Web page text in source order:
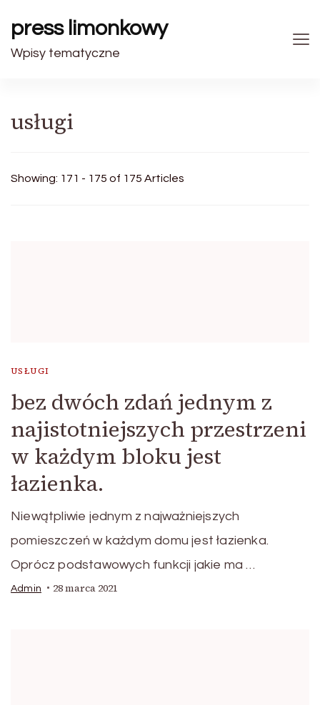
press limonkowy
Wpisy tematyczne
usługi
Showing: 171 - 175 of 175 Articles
USŁUGI
bez dwóch zdań jednym z
najistotniejszych przestrzeni
w każdym bloku jest
łazienka.
Niewątpliwie jednym z najważniejszych
pomieszczeń w każdym domu jest łazienka.
Oprócz podstawowych funkcji jakie ma …
Admin 28 marca 2021